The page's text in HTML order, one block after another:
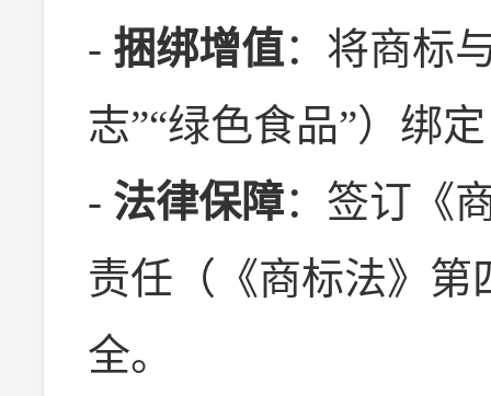
- 捆绑增值：将商标
志”“绿色食品”）绑
- 法律保障：签订《
责任（《商标法》
全。